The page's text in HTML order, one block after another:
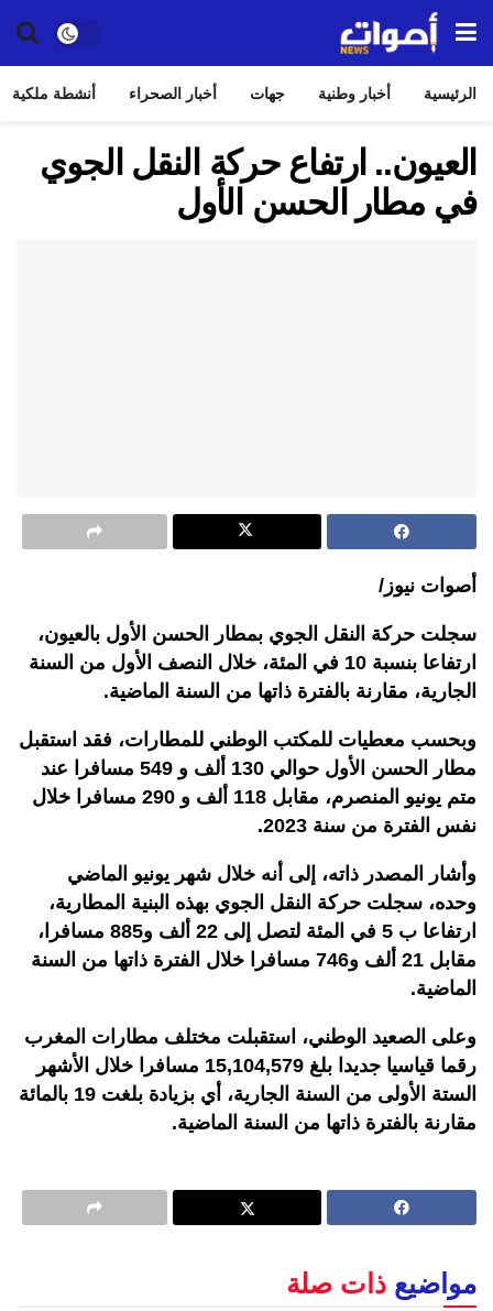
الرئيسية أخبار وطنية جهات أخبار الصحراء أنشطة ملكية
العيون.. ارتفاع حركة النقل الجوي
في مطار الحسن الأول
أصوات نيوز/
سجلت حركة النقل الجوي بمطار الحسن الأول بالعيون،
ارتفاعا بنسبة 10 في المئة، خلال النصف الأول من السنة
الجارية، مقارنة بالفترة ذاتها من السنة الماضية.
وبحسب معطيات للمكتب الوطني للمطارات، فقد استقبل
مطار الحسن الأول حوالي 130 ألف و 549 مسافرا عند
متم يونيو المنصرم، مقابل 118 ألف و 290 مسافرا خلال
نفس الفترة من سنة 2023.
وأشار المصدر ذاته، إلى أنه خلال شهر يونيو الماضي
وحده، سجلت حركة النقل الجوي بهذه البنية المطارية،
ارتفاعا ب 5 في المئة لتصل إلى 22 ألف و885 مسافرا،
مقابل 21 ألف و746 مسافرا خلال الفترة ذاتها من السنة
الماضية.
وعلى الصعيد الوطني، استقبلت مختلف مطارات المغرب
رقما قياسيا جديدا بلغ 15,104,579 مسافرا خلال الأشهر
الستة الأولى من السنة الجارية، أي بزيادة بلغت 19 بالمائة
مقارنة بالفترة ذاتها من السنة الماضية.
مواضيع ذات صلة